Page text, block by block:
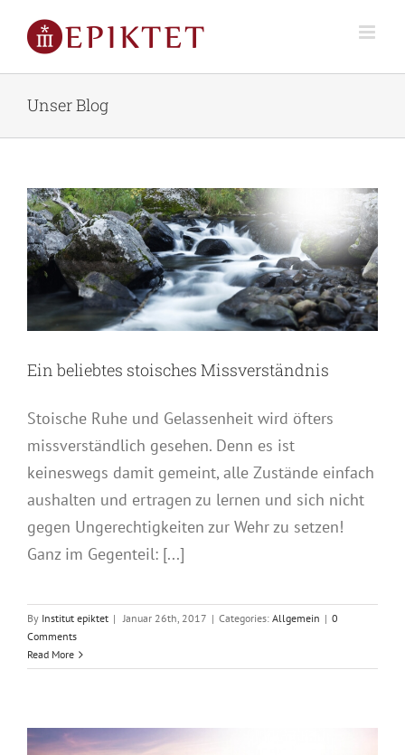
Unser Blog
Ein beliebtes stoisches Missverständnis
Stoische Ruhe und Gelassenheit wird öfters
missverständlich gesehen. Denn es ist
keineswegs damit gemeint, alle Zustände einfach
aushalten und ertragen zu lernen und sich nicht
gegen Ungerechtigkeiten zur Wehr zu setzen!
Ganz im Gegenteil: [...]
By Institut epiktet | Januar 26th, 2017 | Categories: Allgemein | 0
Comments
Read More